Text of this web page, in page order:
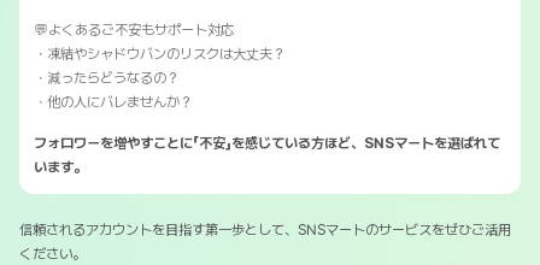
💬よくあるご不安もサポート対応
・凍結やシャドウバンのリスクは大丈夫？
・減ったらどうなるの？
・他の人にバレませんか？
フォロワーを増やすことに「不安」を感じている方ほど、SNSマートを選ばれて
います。
信頼されるアカウントを目指す第一歩として、SNSマートのサービスをぜひご活用
ください。